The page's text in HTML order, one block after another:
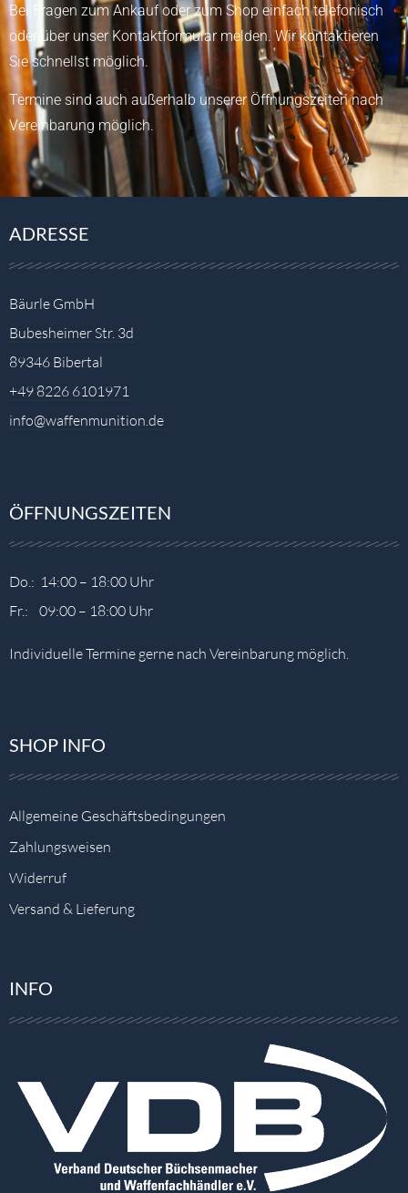
Bei Fragen zum Ankauf oder zum Shop einfach telefonisch
oder über unser Kontaktformularmelden.Wir kontaktieren
Sie schnellst möglich.
Termine sind auch außerhalb unserer Öffnungszeiten nach
Vereinbarung möglich.
ADRESSE
Bäurle GmbH
Bubesheimer Str. 3d
89346 Bibertal
+49 8226 6101971
info@waffenmunition.de
ÖFFNUNGSZEITEN
Do.: 14:00 – 18:00 Uhr
Fr.: 09:00 – 18:00 Uhr
Individuelle Termine gerne nach Vereinbarung möglich.
SHOP INFO
Allgemeine Geschäftsbedingungen
Zahlungsweisen
Widerruf
Versand & Lieferung
INFO